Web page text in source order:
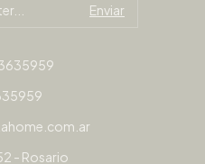
- Rosario